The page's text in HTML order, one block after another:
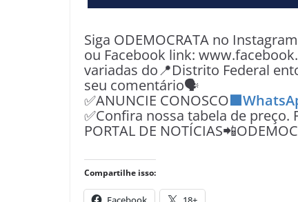
Siga ODEMOCRATA no
ou Facebook link:
variadas do📍Distrito Federal
seu comentário🗣
✅ANUNCIE CONOSCO
✅Confira nossa tabela de preço.
PORTAL DE
Compartilhe isso: